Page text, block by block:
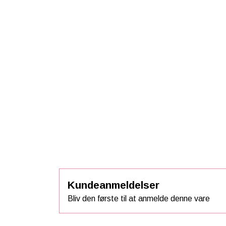
Kundeanmeldelser
Bliv den første til at anmelde denne vare